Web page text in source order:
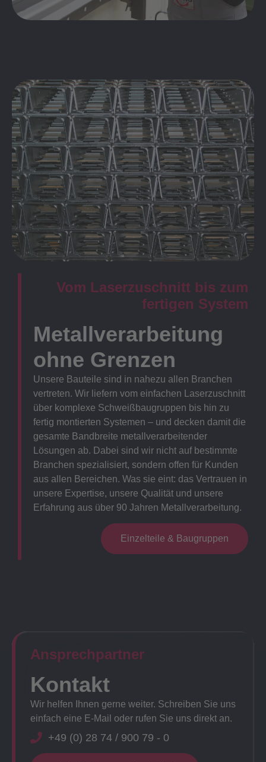
Vom Laserzuschnitt bis zum
fertigen System
Metallverarbeitung
ohne Grenzen
Unsere Bauteile sind in nahezu allen Branchen
vertreten. Wir liefern vom einfachen Laserzuschnitt
über komplexe Schweißbaugruppen bis hin zu
fertig montierten Systemen – und decken damit die
gesamte Bandbreite metallverarbeitender
Lösungen ab. Dabei sind wir nicht auf bestimmte
Branchen spezialisiert, sondern offen für Kunden
aus allen Bereichen. Was sie eint: das Vertrauen in
unsere Expertise, unsere Qualität und unsere
Erfahrung aus über 90 Jahren Metallverarbeitung.
Einzelteile & Baugruppen
Ansprechpartner​
Kontakt
Wir helfen Ihnen gerne weiter. Schreiben Sie uns
einfach eine E-Mail oder rufen Sie uns direkt an.
+49 (0) 28 74 / 900 79 - 0